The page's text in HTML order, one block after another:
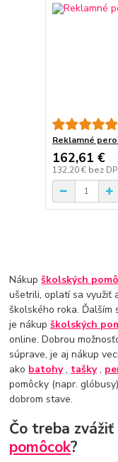
Reklamné
162,61 €
132,20 € bez
Nákupškolských
ušetrili, oplatí sa využiť
školského roka. Ďalším
je nákupškolských
online. Dobrou
súprave, je aj nákup
ako batohy, tašky,
pomôcky (napr.
dobrom stave.
Čo treba
pomôcok?